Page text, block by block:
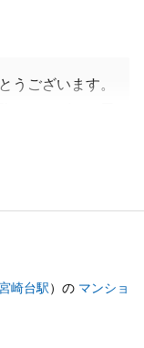
うございます。
かと思います
れたこと、私も
ます。
弊社をパートナ
うございまし
崎台駅）の マンショ